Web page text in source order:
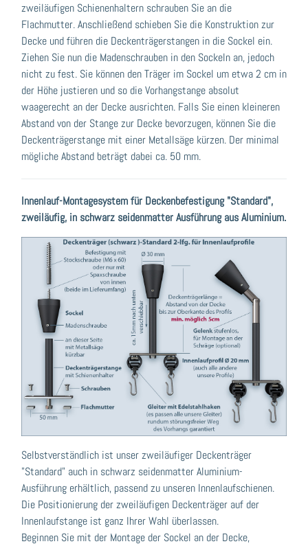
zweiläufigen Schienenhaltern schrauben Sie an die
Flachmutter. Anschließend schieben Sie die Konstruktion zur
Decke und führen die Deckenträgerstangen in die Sockel ein.
Ziehen Sie nun die Madenschrauben in den Sockeln an, jedoch
nicht zu fest. Sie können den Träger im Sockel um etwa 2 cm in
der Höhe justieren und so die Vorhangstange absolut
waagerecht an der Decke ausrichten. Falls Sie einen kleineren
Abstand von der Stange zur Decke bevorzugen, können Sie die
Deckenträgerstange mit einer Metallsäge kürzen. Der minimal
mögliche Abstand beträgt dabei ca. 50 mm.
Innenlauf-Montagesystem für Deckenbefestigung "Standard",
zweiläufig, in schwarz seidenmatter Ausführung aus Aluminium.
Selbstverständlich ist unser zweiläufiger Deckenträger
"Standard" auch in schwarz seidenmatter Aluminium-
Ausführung erhältlich, passend zu unseren Innenlaufschienen.
Die Positionierung der zweiläufigen Deckenträger auf der
Innenlaufstange ist ganz Ihrer Wahl überlassen.
Beginnen Sie mit der Montage der Sockel an der Decke,